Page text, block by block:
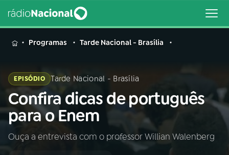
MENU
Buscar
na
Rádio
Nacional
Buscar
Programas Tarde Nacional - Brasília
EPISÓDIO Tarde Nacional - Brasília
Confira dicas de português
para o Enem
Ouça a entrevista com o professor Willian Walenberg